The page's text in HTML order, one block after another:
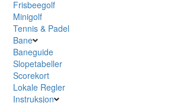
Frisbeegolf
Minigolf
Tennis & Padel
Bane
Baneguide
Slopetabeller
Scorekort
Lokale Regler
Instruksjon